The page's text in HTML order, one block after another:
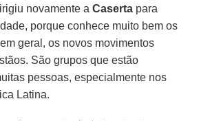
novamente aCaserta para
porque conhece muito bem os
geral, os novos movimentos
São grupos que estão
pessoas, especialmente nos
Latina.